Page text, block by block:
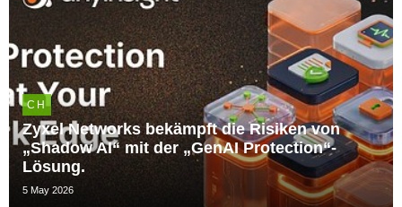
CH
Zyxel Networks bekämpft die Risiken von
„Shadow AI“ mit der „GenAI Protection“-
Lösung.
5 May 2026